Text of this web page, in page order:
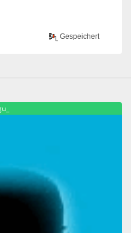
Gespeichert